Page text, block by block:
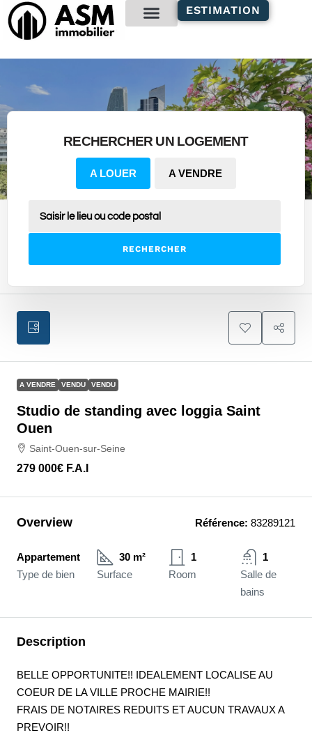
principal
ESTIMATION
RECHERCHER UN LOGEMENT
A LOUER A VENDRE
RECHERCHER
A VENDRE VENDU VENDU
Studio de standing avec loggia Saint
Ouen
Saint-Ouen-sur-Seine
279 000€ F.A.I
Overview Référence: 83289121
Appartement
Type de bien
30 m²
Surface
1
Room
1
Salle de
bains
Description
BELLE OPPORTUNITE!! IDEALEMENT LOCALISE AU
COEUR DE LA VILLE PROCHE MAIRIE!!
FRAIS DE NOTAIRES REDUITS ET AUCUN TRAVAUX A
PREVOIR!!